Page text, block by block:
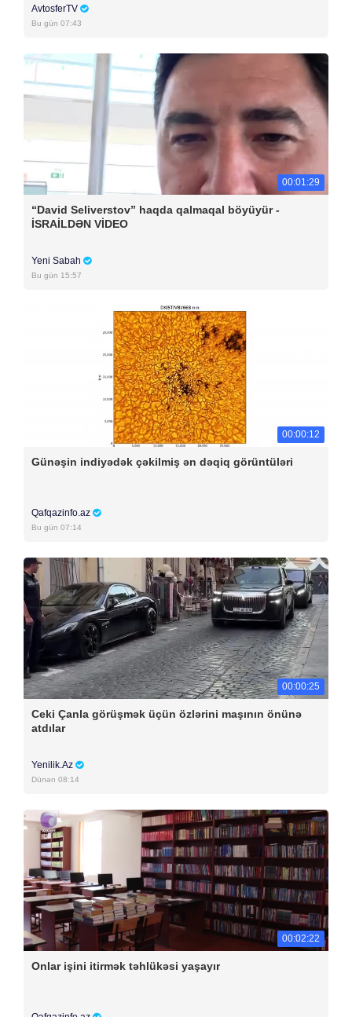
AvtosferTV
Bu gün 07:43
00:01:29
“David Seliverstov” haqda qalmaqal böyüyür -
İSRAİLDƏN VİDEO
Yeni Sabah
Bu gün 15:57
00:00:12
Günəşin indiyədək çəkilmiş ən dəqiq görüntüləri
Qafqazinfo.az
Bu gün 07:14
00:00:25
Ceki Çanla görüşmək üçün özlərini maşının önünə
atdılar
Yenilik.Az
Dünən 08:14
00:02:22
Onlar işini itirmək təhlükəsi yaşayır